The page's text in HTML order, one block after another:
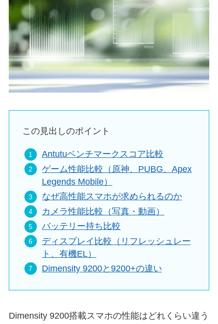
この見出しのポイント
Antutuベンチマークスコア比較
ゲーム性能比較（原神、PUBG、Apex
Legends Mobile）
なぜ高性能スマホが求められるのか
カメラ性能比較（写真・動画）
バッテリー持ち比較
ディスプレイ比較（リフレッシュレー
ト、有機EL）
Dimensity 9200と9200+の違い
Dimensity 9200搭載スマホの性能はどれくらい違う